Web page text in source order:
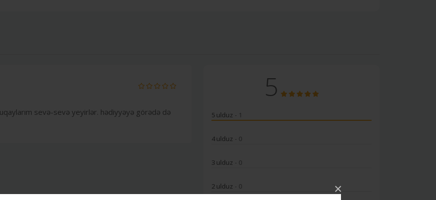
×
sevə-sevə yeyirlər. hədiyyəyə görədə də
5
5 ulduz - 1
4 ulduz - 0
3 ulduz - 0
2 ulduz - 0